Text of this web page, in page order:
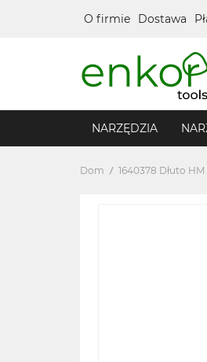
O firmie Dostawa
NARZĘDZIA
Dom 1640378 Dłuto